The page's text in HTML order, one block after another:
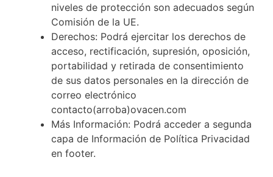
niveles de protección son adecuados según
Comisión de la UE.
Derechos: Podrá ejercitar los derechos de
acceso, rectificación, supresión, oposición,
portabilidad y retirada de consentimiento
de sus datos personales en la dirección de
correo electrónico
contacto(arroba)ovacen.com
Más Información: Podrá acceder a segunda
capa de Información de Política Privacidad
en footer.